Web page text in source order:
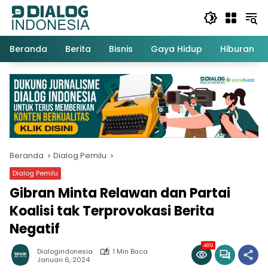
Langsung
konten
Beranda
Berita Bisnis Gaya Hidup Hiburan
Beranda Dialog Pemilu
Dialog Pemilu
Gibran Minta Relawan dan Partai
Koalisi tak Terprovokasi Berita
Negatif
Dialogindonesia
1 Min Baca
Januari 6, 2024
489